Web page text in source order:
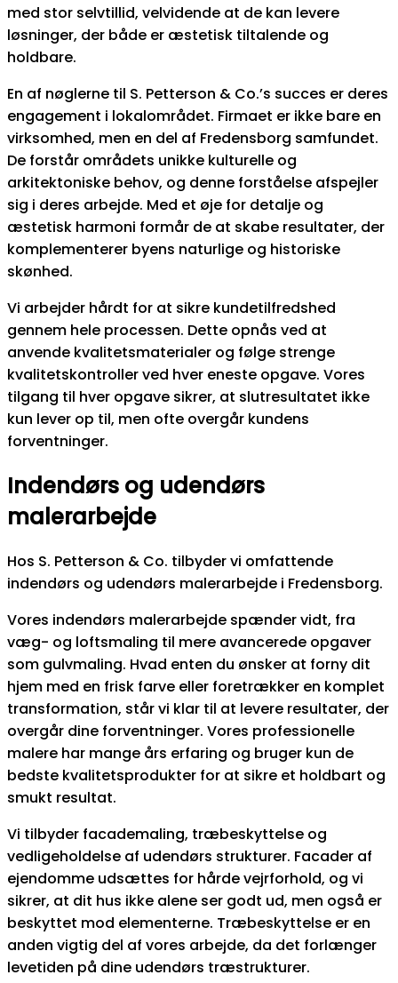
med stor selvtillid, velvidende at de kan levere
løsninger, der både er æstetisk tiltalende og
holdbare.
En af nøglerne til S. Petterson & Co.’s succes er deres
engagement i lokalområdet. Firmaet er ikke bare en
virksomhed, men en del af Fredensborg samfundet.
De forstår områdets unikke kulturelle og
arkitektoniske behov, og denne forståelse afspejler
sig i deres arbejde. Med et øje for detalje og
æstetisk harmoni formår de at skabe resultater, der
komplementerer byens naturlige og historiske
skønhed.
Vi arbejder hårdt for at sikre kundetilfredshed
gennem hele processen. Dette opnås ved at
anvende kvalitetsmaterialer og følge strenge
kvalitetskontroller ved hver eneste opgave. Vores
tilgang til hver opgave sikrer, at slutresultatet ikke
kun lever op til, men ofte overgår kundens
forventninger.
Indendørs og udendørs
malerarbejde
Hos S. Petterson & Co. tilbyder vi omfattende
indendørs og udendørs malerarbejde i Fredensborg.
Vores indendørs malerarbejde spænder vidt, fra
væg- og loftsmaling til mere avancerede opgaver
som gulvmaling. Hvad enten du ønsker at forny dit
hjem med en frisk farve eller foretrækker en komplet
transformation, står vi klar til at levere resultater, der
overgår dine forventninger. Vores professionelle
malere har mange års erfaring og bruger kun de
bedste kvalitetsprodukter for at sikre et holdbart og
smukt resultat.
Vi tilbyder facademaling, træbeskyttelse og
vedligeholdelse af udendørs strukturer. Facader af
ejendomme udsættes for hårde vejrforhold, og vi
sikrer, at dit hus ikke alene ser godt ud, men også er
beskyttet mod elementerne. Træbeskyttelse er en
anden vigtig del af vores arbejde, da det forlænger
levetiden på dine udendørs træstrukturer.